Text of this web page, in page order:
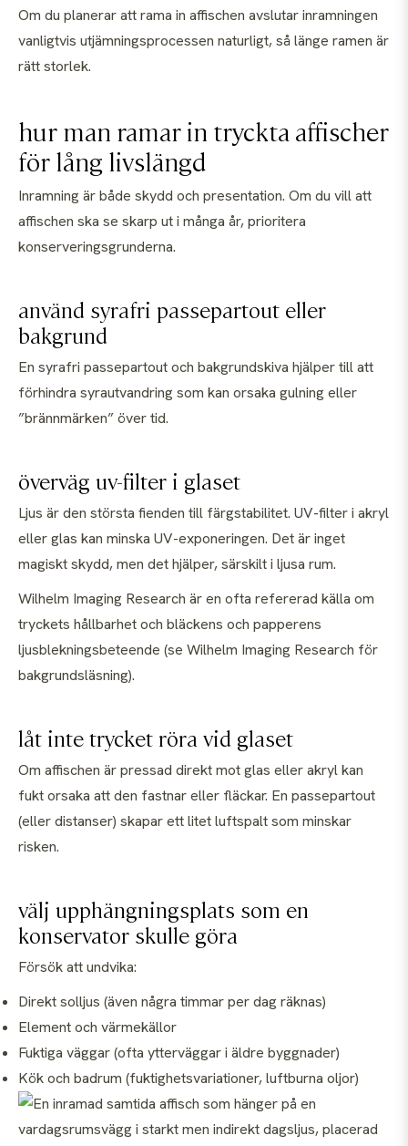
Om du planerar att rama in affischen avslutar inramningen
vanligtvis utjämningsprocessen naturligt, så länge ramen är
rätt storlek.
hur man ramar in tryckta affischer
för lång livslängd
Inramning är både skydd och presentation. Om du vill att
affischen ska se skarp ut i många år, prioritera
konserveringsgrunderna.
använd syrafri passepartout eller
bakgrund
En syrafri passepartout och bakgrundskiva hjälper till att
förhindra syrautvandring som kan orsaka gulning eller
”brännmärken” över tid.
överväg uv-filter i glaset
Ljus är den största fienden till färgstabilitet. UV-filter i akryl
eller glas kan minska UV-exponeringen. Det är inget
magiskt skydd, men det hjälper, särskilt i ljusa rum.
Wilhelm Imaging Research är en ofta refererad källa om
tryckets hållbarhet och bläckens och papperens
ljusblekningsbeteende (se Wilhelm Imaging Research för
bakgrundsläsning).
låt inte trycket röra vid glaset
Om affischen är pressad direkt mot glas eller akryl kan
fukt orsaka att den fastnar eller fläckar. En passepartout
(eller distanser) skapar ett litet luftspalt som minskar
risken.
välj upphängningsplats som en
konservator skulle göra
Försök att undvika:
Direkt solljus (även några timmar per dag räknas)
Element och värmekällor
Fuktiga väggar (ofta ytterväggar i äldre byggnader)
Kök och badrum (fuktighetsvariationer, luftburna oljor)